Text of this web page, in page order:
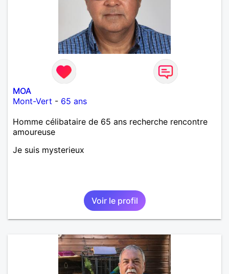
MOA
Mont-Vert - 65 ans
Homme célibataire de 65 ans recherche rencontre
amoureuse
Je suis mysterieux
Voir le profil